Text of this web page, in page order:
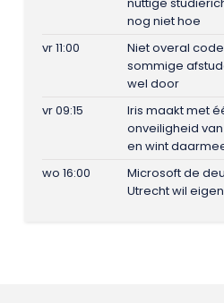
nog niet hoe
vr 11:00
Niet overal
sommige
wel door
vr 09:15
Iris maakt met
onveiligheid
en wint
wo 16:00
Microsoft de
Utrecht wil